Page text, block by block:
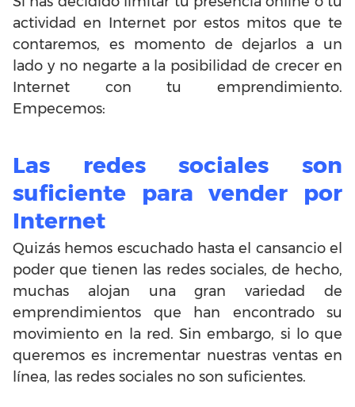
actividad en Internet por estos mitos que te
contaremos, es momento de dejarlos a un
lado y no negarte a la posibilidad de crecer en
Internet con tu emprendimiento.
Empecemos:
Las redes sociales son
suficiente para vender por
Internet
Quizás hemos escuchado hasta el cansancio el
poder que tienen las redes sociales, de hecho,
muchas alojan una gran variedad de
emprendimientos que han encontrado su
movimiento en la red. Sin embargo, si lo que
queremos es incrementar nuestras ventas en
línea, las redes sociales no son suficientes.